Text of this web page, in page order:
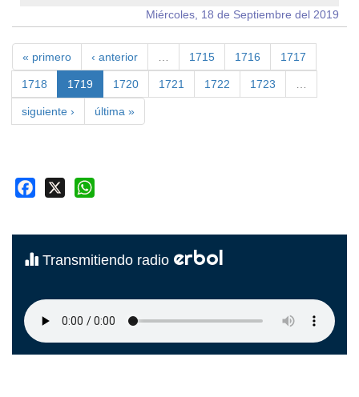
Miércoles, 18 de Septiembre del 2019
« primero ‹ anterior 1715 1716 1717
1718 1719 1720 1721 1722 1723
siguiente › última »
Facebook
Transmitiendo radio erbol